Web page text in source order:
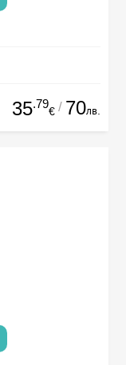
35.79
€ / 70лв.